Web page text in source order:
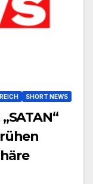
SHORT NEWS